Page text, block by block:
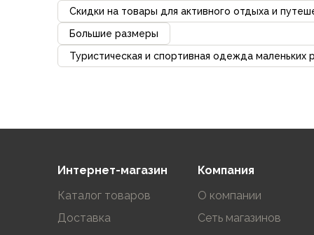
Снаряжение
Палатки и тенты
1-местные
2-местные
Пуховые спальники
С синтетическим утеплителем
Вкладыши
Скидки на товары для активного отдыха и
Большие размеры
Туристическая и спортивная одежда маленьких
Интернет-магазин
Каталог товаров
Доставка
Компания
О компании
Сеть магазинов